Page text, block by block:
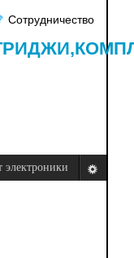
Сотрудничество
электроники